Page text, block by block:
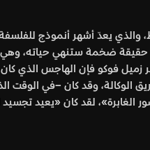
والذي يعدّ أشهر أنموذج
ضخمة ستنهي حياته، وهي أنه
زميل فوكو فإن الهاجس
وقد كان –في الوقت
الغابرة»، لقد كان